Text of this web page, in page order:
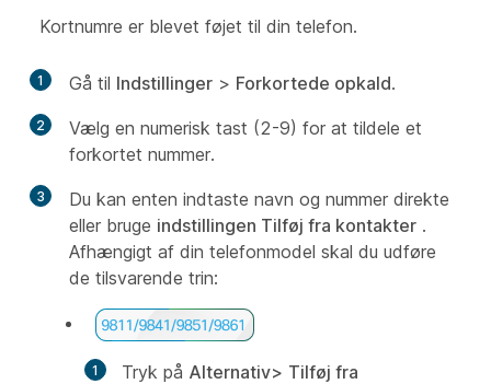
Kortnumre er blevet føjet til din telefon.
1 Gå til Indstillinger > Forkortede opkald.
2
Vælg en numerisk tast (2-9) for at tildele et
forkortet nummer.
3
Du kan enten indtaste navn og nummer direkte
eller bruge indstillingen Tilføj fra kontakter .
Afhængigt af din telefonmodel skal du udføre
de tilsvarende trin:
Tryk på Alternativ> Tilføj fra